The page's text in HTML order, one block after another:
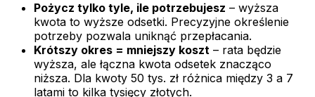
Pożycz tylko tyle, ile potrzebujesz – wyższa
kwota to wyższe odsetki. Precyzyjne określenie
potrzeby pozwala uniknąć przepłacania.
Krótszy okres = mniejszy koszt – rata będzie
wyższa, ale łączna kwota odsetek znacząco
niższa. Dla kwoty 50 tys. zł różnica między 3 a 7
latami to kilka tysięcy złotych.